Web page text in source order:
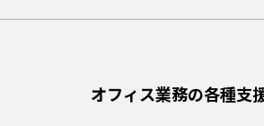
オフィス業務の各種支